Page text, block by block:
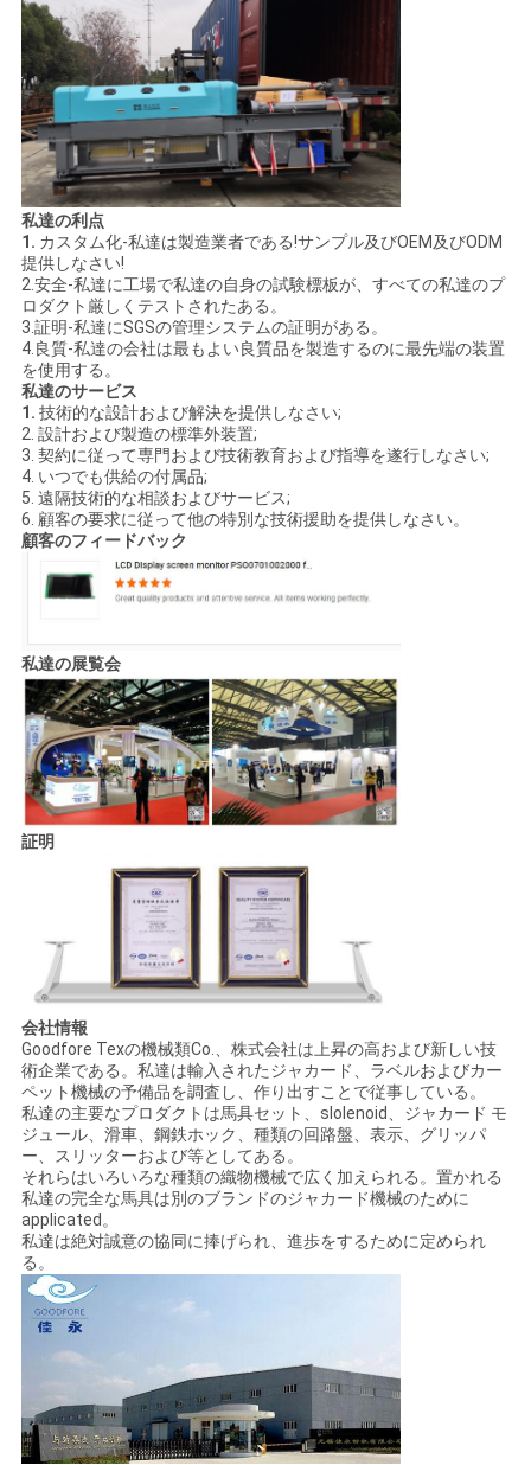
PRIVACY
POLICY
私達の利点
1. カスタム化-私達は製造業者である!サンプル及びOEM及びODM
提供しなさい!
2.安全-私達に工場で私達の自身の試験標板が、すべての私達のプ
ロダクト厳しくテストされたある。
3.証明-私達にSGSの管理システムの証明がある。
4.良質-私達の会社は最もよい良質品を製造するのに最先端の装置
を使用する。
私達のサービス
1. 技術的な設計および解決を提供しなさい;
2. 設計および製造の標準外装置;
3. 契約に従って専門および技術教育および指導を遂行しなさい;
4. いつでも供給の付属品;
5. 遠隔技術的な相談およびサービス;
6. 顧客の要求に従って他の特別な技術援助を提供しなさい。
顧客のフィードバック
私達の展覧会
証明
会社情報
Goodfore Texの機械類Co.、株式会社は上昇の高および新しい技
術企業である。私達は輸入されたジャカード、ラベルおよびカー
ペット機械の予備品を調査し、作り出すことで従事している。
私達の主要なプロダクトは馬具セット、slolenoid、ジャカード モ
ジュール、滑車、鋼鉄ホック、種類の回路盤、表示、グリッパ
ー、スリッターおよび等としてある。
それらはいろいろな種類の織物機械で広く加えられる。置かれる
私達の完全な馬具は別のブランドのジャカード機械のために
applicated。
私達は絶対誠意の協同に捧げられ、進歩をするために定められ
る。